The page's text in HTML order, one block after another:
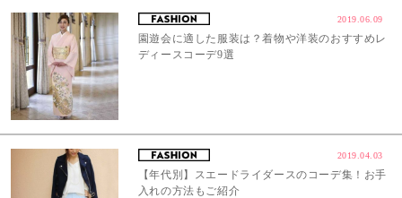
2019.06.09
園遊会に適した服装は？着物や洋装のおすすめレ
ディースコーデ9選
2019.04.03
【年代別】スエードライダースのコーデ集！お手
入れの方法もご紹介